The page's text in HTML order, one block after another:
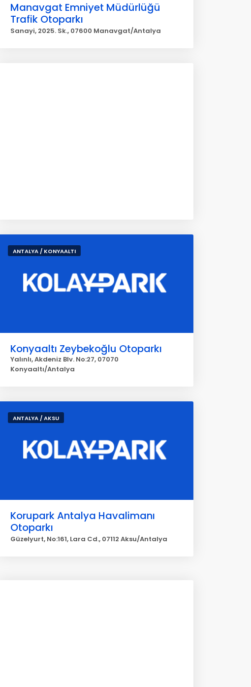
Manavgat Emniyet Müdürlüğü
Trafik Otoparkı
Sanayi, 2025. Sk., 07600 Manavgat/Antalya
ANTALYA / KONYAALTI
Konyaaltı Zeybekoğlu Otoparkı
Yalınlı, Akdeniz Blv. No:27, 07070
Konyaaltı/Antalya
ANTALYA / AKSU
Korupark Antalya Havalimanı
Otoparkı
Güzelyurt, No:161, Lara Cd., 07112 Aksu/Antalya